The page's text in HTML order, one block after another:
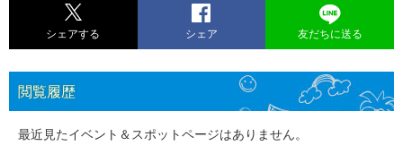
シェアする シェア 友だちに送る
閲覧履歴
最近見たイベント＆スポットページはありません。